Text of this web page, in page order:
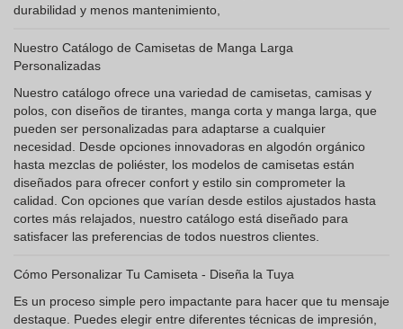
durabilidad y menos mantenimiento,
Nuestro Catálogo de Camisetas de Manga Larga
Personalizadas
Nuestro catálogo ofrece una variedad de camisetas, camisas y
polos, con diseños de tirantes, manga corta y manga larga, que
pueden ser personalizadas para adaptarse a cualquier
necesidad. Desde opciones innovadoras en algodón orgánico
hasta mezclas de poliéster, los modelos de camisetas están
diseñados para ofrecer confort y estilo sin comprometer la
calidad. Con opciones que varían desde estilos ajustados hasta
cortes más relajados, nuestro catálogo está diseñado para
satisfacer las preferencias de todos nuestros clientes.
Cómo Personalizar Tu Camiseta - Diseña la Tuya
Es un proceso simple pero impactante para hacer que tu mensaje
destaque. Puedes elegir entre diferentes técnicas de impresión,